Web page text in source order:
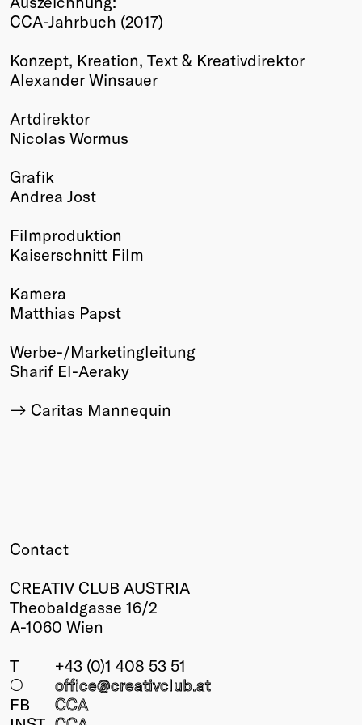
Winners
Past
Annual
CCA-Jahrbuch (2017)
Konzept, Kreation, Text & Kreativdirektor
Alexander Winsauer
Artdirektor
Nicolas Wormus
Grafik
Andrea Jost
Filmproduktion
Kaiserschnitt Film
Kamera
Matthias Papst
Werbe-/Marketingleitung
Sharif El-Aeraky
Caritas Mannequin
Contact
CREATIV CLUB AUSTRIA
Theobaldgasse 16/2
A-1060 Wien
T
+43 (0)1 408 53 51
○
office@creativclub.at
FB
CCA